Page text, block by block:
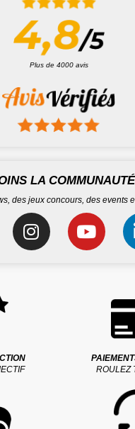
Plus de 4000 avis
LA
des jeux concours, des events
ROULEZ